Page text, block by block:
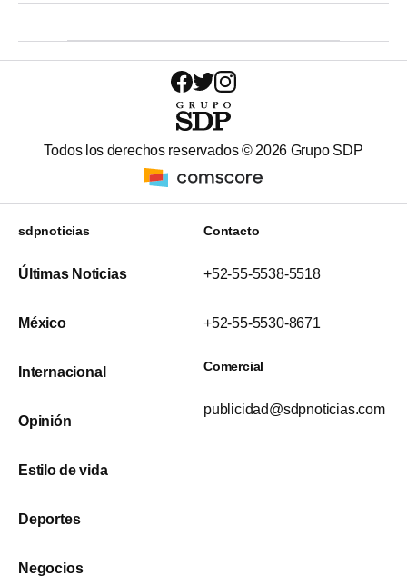
Todos los derechos reservados © 2026 Grupo SDP
sdpnoticias
Últimas Noticias
México
Internacional
Opinión
Estilo de vida
Deportes
Negocios
Contacto
+52-55-5538-5518
+52-55-5530-8671
Comercial
publicidad@sdpnoticias.com